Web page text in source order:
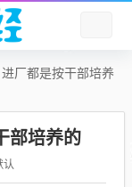
厂都是按干部培养
部培养的
认